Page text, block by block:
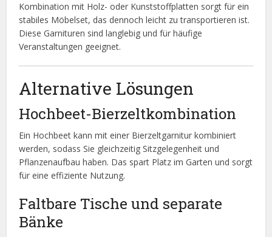
Kombination mit Holz- oder Kunststoffplatten sorgt für ein
stabiles Möbelset, das dennoch leicht zu transportieren ist.
Diese Garnituren sind langlebig und für häufige
Veranstaltungen geeignet.
Alternative Lösungen
Hochbeet-Bierzeltkombination
Ein Hochbeet kann mit einer Bierzeltgarnitur kombiniert
werden, sodass Sie gleichzeitig Sitzgelegenheit und
Pflanzenaufbau haben. Das spart Platz im Garten und sorgt
für eine effiziente Nutzung.
Faltbare Tische und separate
Bänke